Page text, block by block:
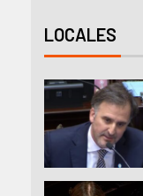
LOCALES